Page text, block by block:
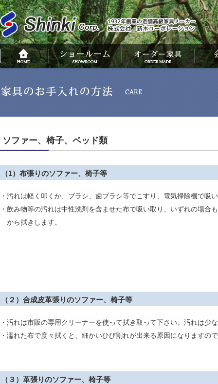
ソファー、椅子、ベッド類
（1）布張りのソファー、椅子等
・汚れは軽く叩くか、ブラシ、歯ブラシ等でこすり、電気掃除機で吸
・飲み物等の汚れは中性洗剤を含ませた布で吸い取り、いずれの場合
から拭きします。
（２）合成皮革張りのソファー、椅子等
・汚れは市販の専用クリーナーを使って拭き取って下さい。汚れは少
・濡れた布で度々拭くと、細かいひび割れが出来る原因になりますの
（３）革張りのソファー、椅子等